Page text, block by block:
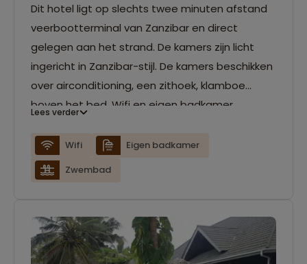
Dit hotel ligt op slechts twee minuten afstand
veerbootterminal van Zanzibar en direct
gelegen aan het strand. De kamers zijn licht
ingericht in Zanzibar-stijl. De kamers beschikken
over airconditioning, een zithoek, klamboe
boven het bed, Wifi en eigen badkamer.
restaurant die gerechten van een à-la-
cartemenu serveert en een buffet. Je kan
zowel ontspannen op het terras, in het
Lees verder
Wifi
Eigen badkamer
Zwembad